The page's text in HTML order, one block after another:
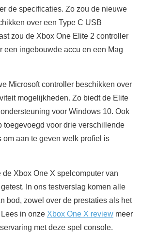
de specificaties. Zo zou de nieuwe
over een Type C USB
zou de Xbox One Elite 2 controller
een ingebouwde accu en een Mag
Microsoft controller beschikken over
mogelijkheden. Zo biedt de Elite
voor Windows 10. Ook
toegevoegd voor drie verschillende
om aan te geven welk profiel is
Xbox One X spelcomputer van
In ons testverslag komen alle
bod, zowel over de prestaties als het
in onze Xbox One X review meer
met deze spel console.